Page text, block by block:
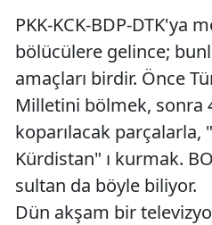
PKK-KCK-BDP-DTK'ya
bölücülere gelince;
amaçları birdir. Önce
Milletini bölmek, sonra
koparılacak parçalarla,
Kürdistan" ı kurmak.
sultan da böyle biliyor.
Dün akşam bir